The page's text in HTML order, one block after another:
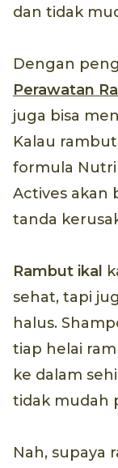
dan tidak
Dengan
Perawatan
juga bisa
Kalau
formula Nutri
Actives akan
tanda
Rambut ikal
sehat, tapi
halus.
tiap helai
ke dalam
tidak mudah
Nah, supaya